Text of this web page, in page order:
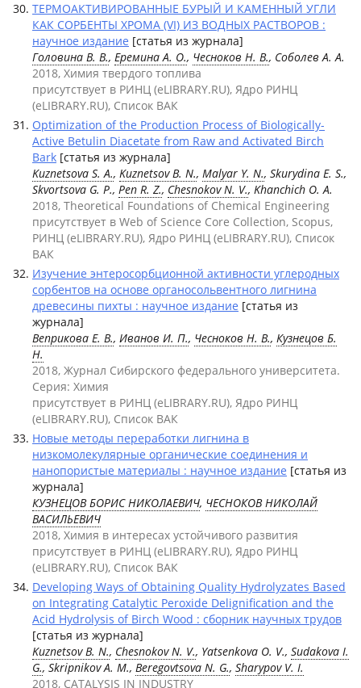
ТЕРМОАКТИВИРОВАННЫЕ БУРЫЙ И КАМЕННЫЙ УГЛИ
КАК СОРБЕНТЫ ХРОМА (VI) ИЗ ВОДНЫХ РАСТВОРОВ :
научное издание [статья из журнала]
Головина В. В., Еремина А. О., Чесноков Н. В., Соболев А. А.
2018, Химия твердого топлива
присутствует в РИНЦ (eLIBRARY.RU), Ядро РИНЦ
(eLIBRARY.RU), Список ВАК
Optimization of the Production Process of Biologically-
Active Betulin Diacetate from Raw and Activated Birch
Bark [статья из журнала]
Kuznetsova S. A., Kuznetsov B. N., Malyar Y. N., Skurydina E. S.,
Skvortsova G. P., Pen R. Z., Chesnokov N. V., Khanchich O. A.
2018, Theoretical Foundations of Chemical Engineering
присутствует в Web of Science Core Collection, Scopus,
РИНЦ (eLIBRARY.RU), Ядро РИНЦ (eLIBRARY.RU), Список
ВАК
Изучение энтеросорбционной активности углеродных
сорбентов на основе органосольвентного лигнина
древесины пихты : научное издание [статья из
журнала]
Веприкова Е. В., Иванов И. П., Чесноков Н. В., Кузнецов Б.
Н.
2018, Журнал Сибирского федерального университета.
Серия: Химия
присутствует в РИНЦ (eLIBRARY.RU), Ядро РИНЦ
(eLIBRARY.RU), Список ВАК
Новые методы переработки лигнина в
низкомолекулярные органические соединения и
нанопористые материалы : научное издание [статья из
журнала]
КУЗНЕЦОВ БОРИС НИКОЛАЕВИЧ, ЧЕСНОКОВ НИКОЛАЙ
ВАСИЛЬЕВИЧ
2018, Химия в интересах устойчивого развития
присутствует в РИНЦ (eLIBRARY.RU), Ядро РИНЦ
(eLIBRARY.RU), Список ВАК
Developing Ways of Obtaining Quality Hydrolyzates Based
on Integrating Catalytic Peroxide Delignification and the
Acid Hydrolysis of Birch Wood : сборник научных трудов
[статья из журнала]
Kuznetsov B. N., Chesnokov N. V., Yatsenkova O. V., Sudakova I.
G., Skripnikov A. M., Beregovtsova N. G., Sharypov V. I.
2018, CATALYSIS IN INDUSTRY